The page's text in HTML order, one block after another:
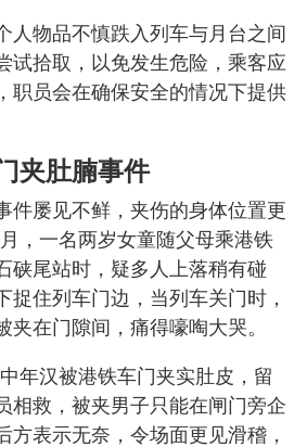
人物品不慎跌入列车与月台之间
试拾取，以免发生危险，乘客应
职员会在确保安全的情况下提供
夹肚腩事件
件屡见不鲜，夹伤的身体位置更
，一名两岁女童随父母乘港铁
硖尾站时，疑多人上落稍有碰
捉住列车门边，当列车关门时，
夹在门隙间，痛得嚎啕大哭。
年汉被港铁车门夹实肚皮，留
相救，被夹男子只能在闸门旁企
方表示无奈，令场面更见滑稽，